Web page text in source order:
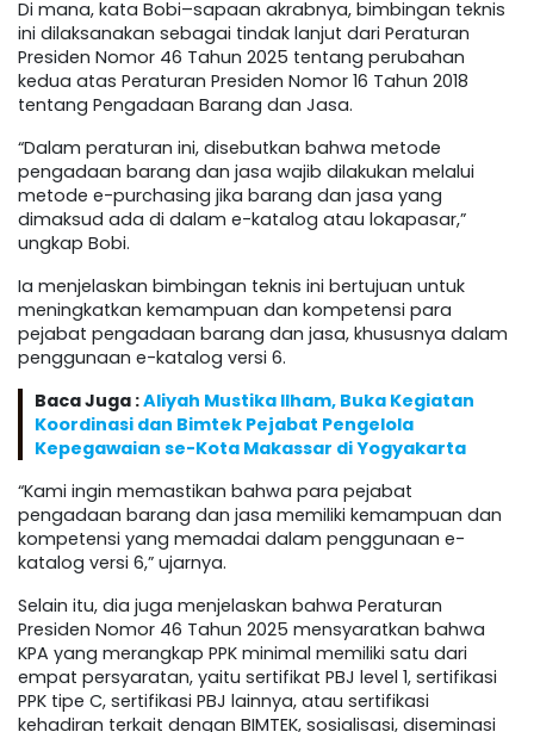
Di mana, kata Bobi–sapaan akrabnya, bimbingan teknis
ini dilaksanakan sebagai tindak lanjut dari Peraturan
Presiden Nomor 46 Tahun 2025 tentang perubahan
kedua atas Peraturan Presiden Nomor 16 Tahun 2018
tentang Pengadaan Barang dan Jasa.
“Dalam peraturan ini, disebutkan bahwa metode
pengadaan barang dan jasa wajib dilakukan melalui
metode e-purchasing jika barang dan jasa yang
dimaksud ada di dalam e-katalog atau lokapasar,”
ungkap Bobi.
Ia menjelaskan bimbingan teknis ini bertujuan untuk
meningkatkan kemampuan dan kompetensi para
pejabat pengadaan barang dan jasa, khususnya dalam
penggunaan e-katalog versi 6.
Baca Juga :Aliyah Mustika Ilham, Buka Kegiatan
Koordinasi dan Bimtek Pejabat Pengelola
Kepegawaian se-Kota Makassar di Yogyakarta
“Kami ingin memastikan bahwa para pejabat
pengadaan barang dan jasa memiliki kemampuan dan
kompetensi yang memadai dalam penggunaan e-
katalog versi 6,” ujarnya.
Selain itu, dia juga menjelaskan bahwa Peraturan
Presiden Nomor 46 Tahun 2025 mensyaratkan bahwa
KPA yang merangkap PPK minimal memiliki satu dari
empat persyaratan, yaitu sertifikat PBJ level 1, sertifikasi
PPK tipe C, sertifikasi PBJ lainnya, atau sertifikasi
kehadiran terkait dengan BIMTEK, sosialisasi, diseminasi